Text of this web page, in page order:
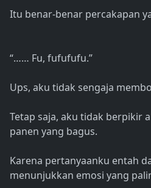
Itu benar-benar percakapan
“…… Fu, fufufufu.”
Ups, aku tidak sengaja
Tetap saja, aku tidak berpikir
panen yang bagus.
Karena pertanyaanku entah
menunjukkan emosi yang